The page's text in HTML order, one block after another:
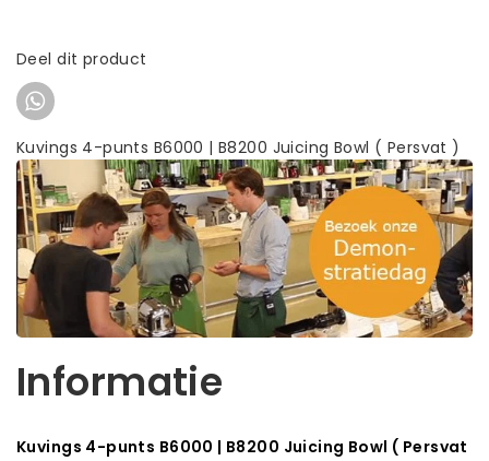
Deel dit product
Kuvings 4-punts B6000 | B8200 Juicing Bowl ( Persvat )
Informatie
Kuvings 4-punts B6000 | B8200 Juicing Bowl ( Persvat